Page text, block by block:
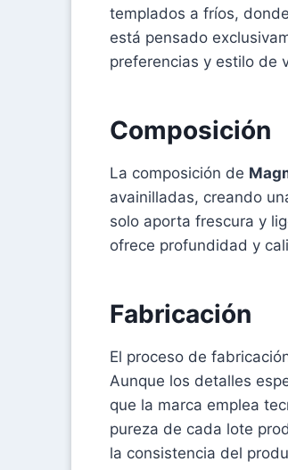
templados a fríos,
está pensado
preferencias y estilo de
Composición
La composición de
avainilladas, creando
solo aporta frescura y
ofrece profundidad y
Fabricación
El proceso de
Aunque los detalles
que la marca emplea
pureza de cada lote
la consistencia del